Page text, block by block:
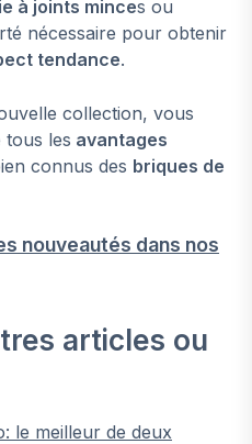
à joints minces ou
nécessaire pour obtenir
tendance.
collection, vous
tous les avantages
connus des briques de
nouveautés dans nos
articles ou
le meilleur de deux